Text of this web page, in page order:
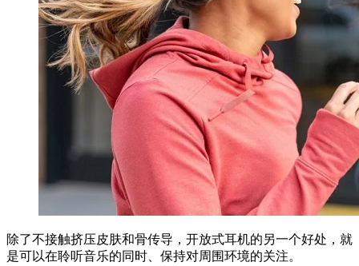
除了不接触挤压皮肤和骨传导，开放式耳机的另一个好处，就
是可以在聆听音乐的同时、保持对周围环境的关注。